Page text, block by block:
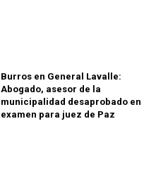
Burros en General Lavalle:
Abogado, asesor de la
municipalidad desaprobado en
examen para juez de Paz